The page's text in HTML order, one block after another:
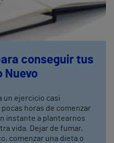
conseguir tus
Nuevo
un ejercicio casi
horas de comenzar
instante a plantearnos
vida. Dejar de fumar,
comenzar una dieta o